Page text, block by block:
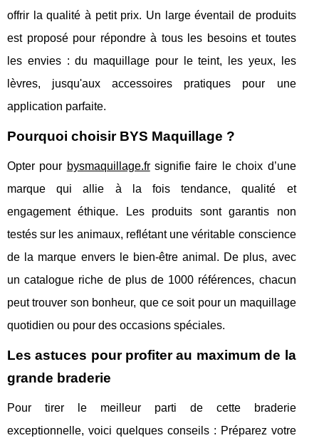
offrir la qualité à petit prix. Un large éventail de produits
est proposé pour répondre à tous les besoins et toutes
les envies : du maquillage pour le teint, les yeux, les
lèvres, jusqu'aux accessoires pratiques pour une
application parfaite.
Pourquoi choisir BYS Maquillage ?
Opter pour bysmaquillage.frsignifie faire le choix d’une
marque qui allie à la fois tendance, qualité et
engagement éthique. Les produits sont garantis non
testés sur les animaux, reflétant une véritable conscience
de la marque envers le bien-être animal. De plus, avec
un catalogue riche de plus de 1000 références, chacun
peut trouver son bonheur, que ce soit pour un maquillage
quotidien ou pour des occasions spéciales.
Les astuces pour profiter au maximum de la
grande braderie
Pour tirer le meilleur parti de cette braderie
exceptionnelle, voici quelques conseils : Préparez votre